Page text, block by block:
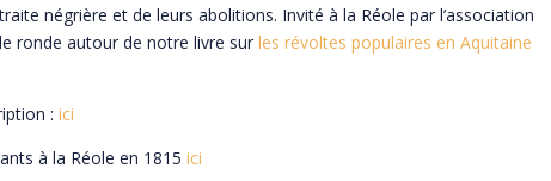
négrière et de leurs abolitions. Invité à la Réole par l’association
ronde autour de notre livre surles révoltes populaires en Aquitaine
: ici
à la Réole en 1815ici